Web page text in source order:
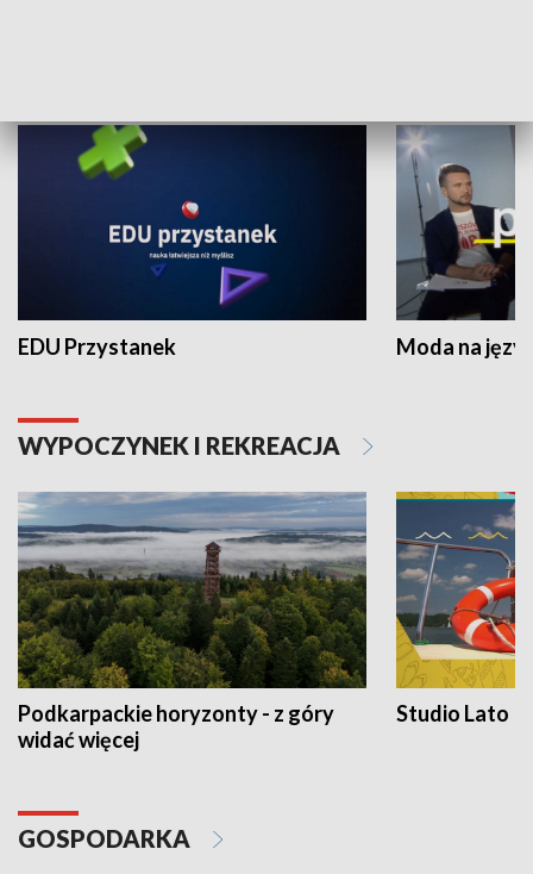
EDU Przystanek Moda na
WYPOCZYNEK I REKREACJA
Podkarpackie horyzonty - z góry
widać więcej
Studio Lato
GOSPODARKA